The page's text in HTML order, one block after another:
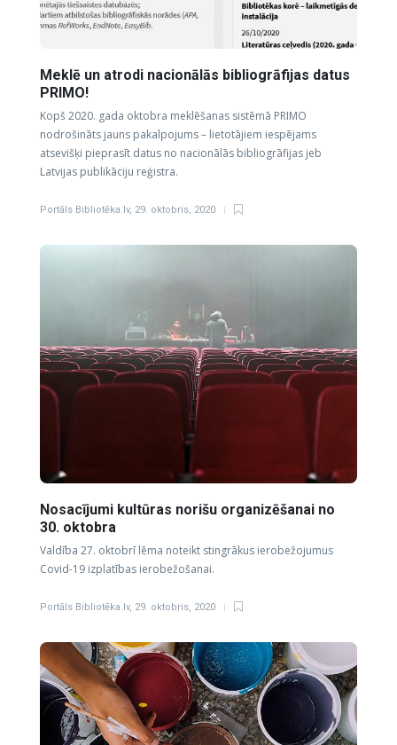
Meklē un atrodi nacionālās bibliogrāfijas datus
PRIMO!
Kopš 2020. gada oktobra meklēšanas sistēmā PRIMO
nodrošināts jauns pakalpojums – lietotājiem iespējams
atsevišķi pieprasīt datus no nacionālās bibliogrāfijas jeb
Latvijas publikāciju reģistra.
Portāls Bibliotēka.lv, 29. oktobris, 2020
Nosacījumi kultūras norišu organizēšanai no
30. oktobra
Valdība 27. oktobrī lēma noteikt stingrākus ierobežojumus
Covid-19 izplatības ierobežošanai.
Portāls Bibliotēka.lv, 29. oktobris, 2020